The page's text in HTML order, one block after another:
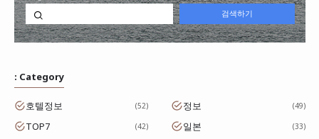
: Category
호텔정보 52 정보 49
TOP7 42 일본 33